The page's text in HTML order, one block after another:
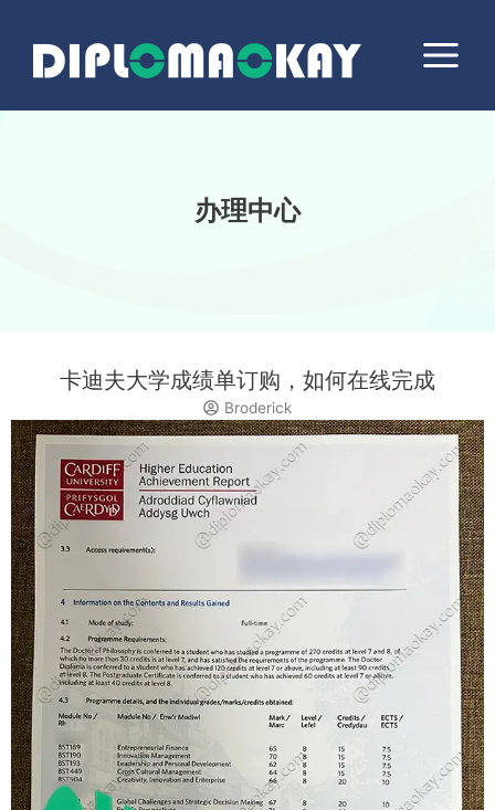
Menu
办理中心
卡迪夫大学成绩单订购，如何在线完成
Broderick